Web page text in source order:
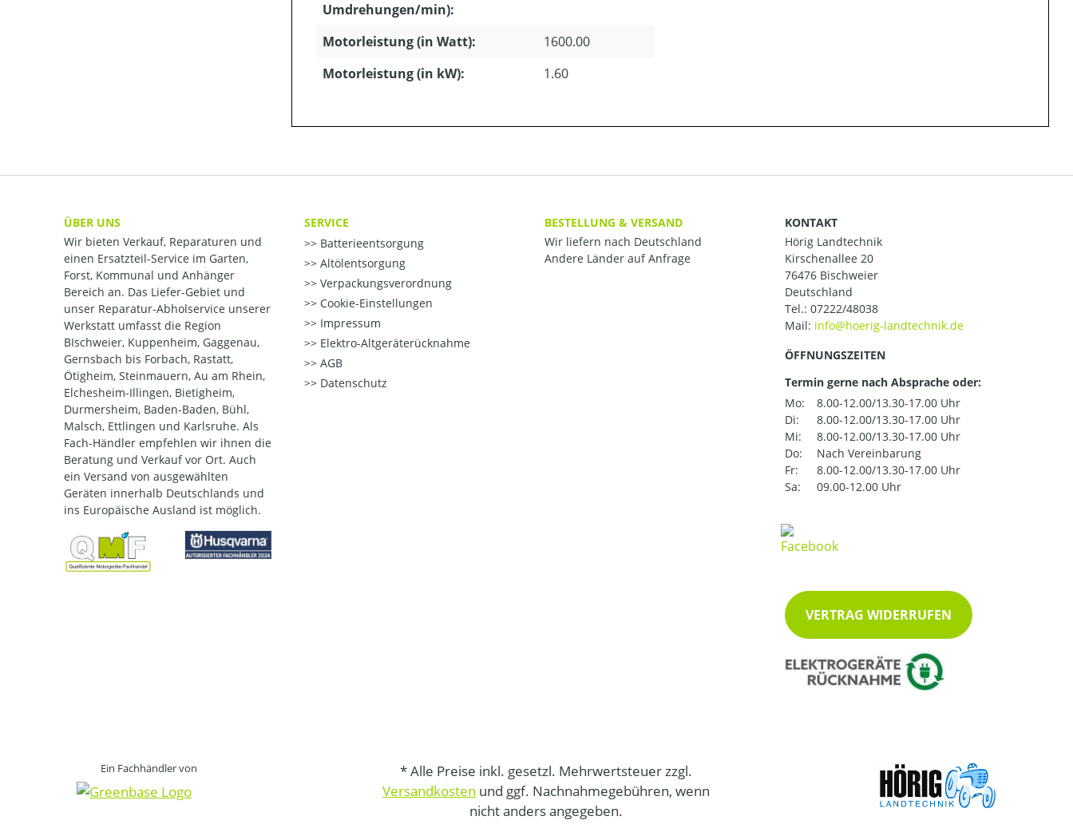
Umdrehungen/min):
Motorleistung (in Watt):
1600.00
Motorleistung (in kW):
1.60
ÜBER UNS
Wir bieten Verkauf, Reparaturen und
einen Ersatzteil-Service im Garten,
Forst, Kommunal und Anhänger
Bereich an. Das Liefer-Gebiet und
unser Reparatur-Abholservice unserer
Werkstatt umfasst die Region
BIschweier, Kuppenheim, Gaggenau,
Gernsbach bis Forbach, Rastatt,
Ötigheim, Steinmauern, Au am Rhein,
Elchesheim-Illingen, Bietigheim,
Durmersheim, Baden-Baden, Bühl,
Malsch, Ettlingen und Karlsruhe. Als
Fach-Händler empfehlen wir ihnen die
Beratung und Verkauf vor Ort. Auch
ein Versand von ausgewählten
Geräten innerhalb Deutschlands und
ins Europäische Ausland ist möglich.
SERVICE
Batterieentsorgung
Altölentsorgung
Verpackungsverordnung
Cookie-Einstellungen
Impressum
Elektro-Altgeräterücknahme
AGB
Datenschutz
BESTELLUNG & VERSAND
Wir liefern nach Deutschland
Andere Länder auf Anfrage
KONTAKT
Hörig Landtechnik
Kirschenallee 20
76476 Bischweier
Deutschland
Tel.: 07222/48038
Mail:
ÖFFNUNGSZEITEN
Termin gerne nach Absprache oder:
Mo:
8.00-12.00/13.30-17.00 Uhr
Di:
8.00-12.00/13.30-17.00 Uhr
Mi:
8.00-12.00/13.30-17.00 Uhr
Do:
Nach Vereinbarung
Fr:
8.00-12.00/13.30-17.00 Uhr
Sa:
09.00-12.00 Uhr
VERTRAG WIDERRUFEN
Ein Fachhändler von
* Alle Preise inkl. gesetzl. Mehrwertsteuer zzgl.
Versandkosten und ggf. Nachnahmegebühren, wenn
nicht anders angegeben.